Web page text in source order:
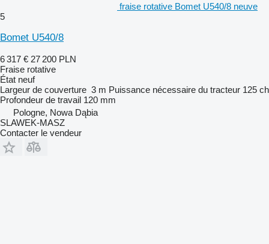
fraise rotative Bomet U540/8 neuve
5
Bomet U540/8
6 317 € 27 200 PLN
Fraise rotative
État neuf
Largeur de couverture 3 m Puissance nécessaire du tracteur 125 ch
Profondeur de travail 120 mm
Pologne, Nowa Dąbia
SLAWEK-MASZ
Contacter le vendeur